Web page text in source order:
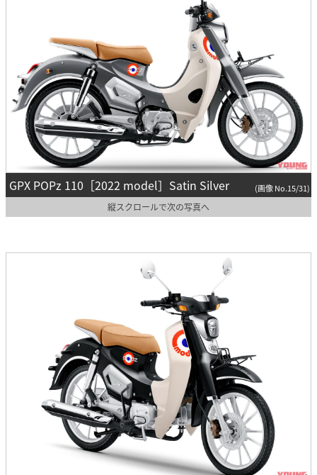
GPX POPz 110［2022 model］Satin Silver (画像 No.15/31)
縦スクロールで次の写真へ